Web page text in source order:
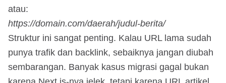
atau:
https://domain.com/daerah/judul-berita/
Struktur ini sangat penting. Kalau URL lama sudah
punya trafik dan backlink, sebaiknya jangan diubah
sembarangan. Banyak kasus migrasi gagal bukan